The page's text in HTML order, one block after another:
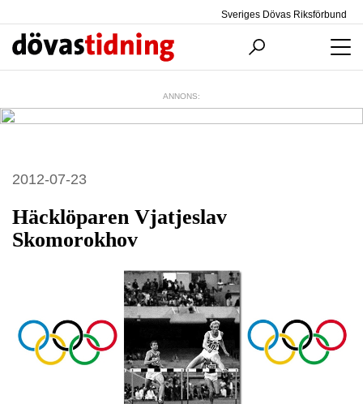
Sveriges Dövas Riksförbund
ANNONS:
2012-07-23
Häcklöparen Vjatjeslav
Skomorokhov